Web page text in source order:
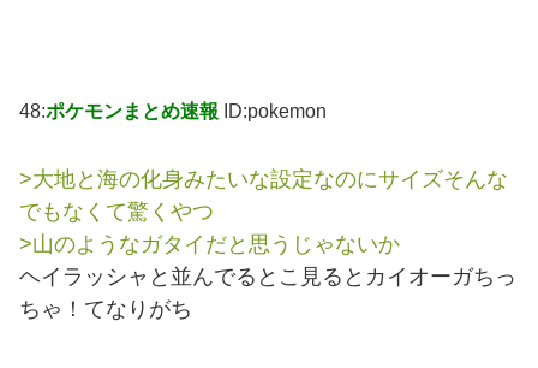
48:ポケモンまとめ速報 ID:pokemon
>大地と海の化身みたいな設定なのにサイズそんな
でもなくて驚くやつ
>山のようなガタイだと思うじゃないか
ヘイラッシャと並んでるとこ見るとカイオーガちっ
ちゃ！てなりがち